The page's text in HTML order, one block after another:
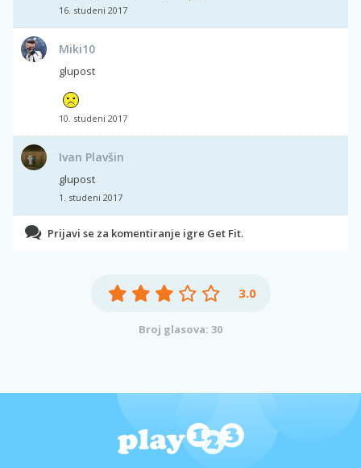
16. studeni 2017
Miki10
glupost
10. studeni 2017
Ivan Plavšin
glupost
1. studeni 2017
Prijavi se za komentiranje igre Get Fit.
3.0
Broj glasova: 30